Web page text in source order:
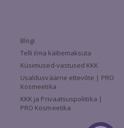
Blogi
Telli ilma käibemaksuta
Küsimused-vastused KKK
Usaldusväärne ettevõte | PRO
Kosmeetika
KKK ja Privaatsuspoliitika |
PRO Kosmeetika